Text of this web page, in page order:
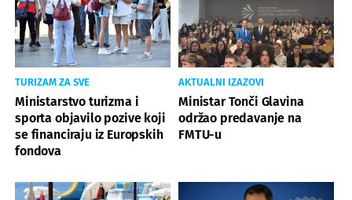
TURIZAM ZA SVE
Ministarstvo turizma i
sporta objavilo pozive koji
se financiraju iz Europskih
fondova
AKTUALNI IZAZOVI
Ministar Tonči Glavina
održao predavanje na
FMTU-u